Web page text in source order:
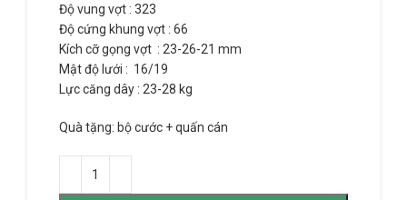
Độ vung vợt : 323
Độ cứng khung vợt : 66
Kích cỡ gọng vợt : 23-26-21 mm
Mật độ lưới : 16/19
Lực căng dây : 23-28 kg
Quà tặng: bộ cước + quấn cán